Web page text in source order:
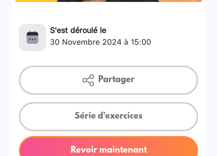
S'est déroulé le
30 Novembre 2024 à 15:00
Partager
Série d'exercices
Revoir maintenant